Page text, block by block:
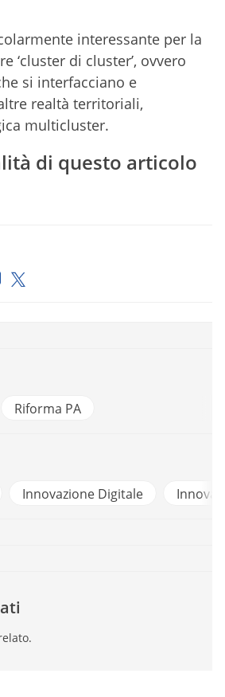
interessante per la
‘cluster di cluster’, ovvero
si interfacciano e
realtà territoriali,
multicluster.
di questo articolo
Riforma PA
Innovazione Digitale